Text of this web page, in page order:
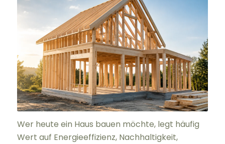
Wer heute ein Haus bauen möchte, legt häufig
Wert auf Energieeffizienz, Nachhaltigkeit,